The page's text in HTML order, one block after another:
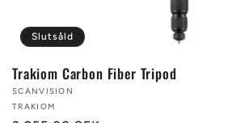
Slutsåld
Trakiom Carbon Fiber Tripod
Säljare:
SCANVISION
TRAKIOM